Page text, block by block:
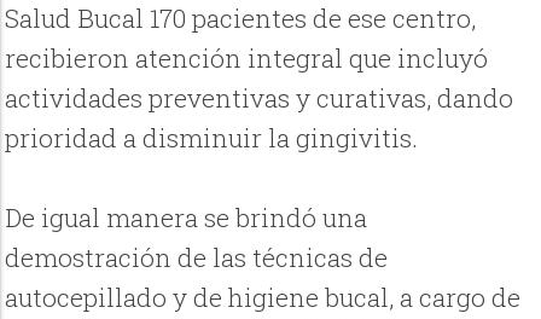
Salud Bucal 170 pacientes de ese centro,
recibieron atención integral que incluyó
actividades preventivas y curativas, dando
prioridad a disminuir la gingivitis.
De igual manera se brindó una
demostración de las técnicas de
autocepillado y de higiene bucal, a cargo de